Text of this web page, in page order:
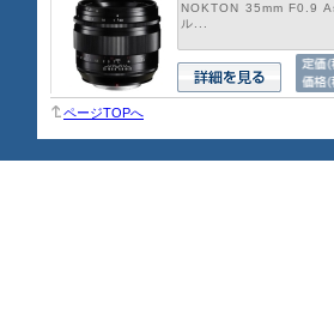
NOKTON 35mm F0.9
ル...
ページTOPへ